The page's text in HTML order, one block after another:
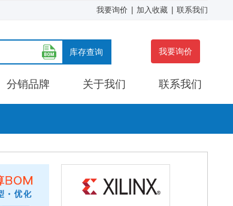
我要询价 加入收藏 联系我们
库存查询 我要询价
分销品牌 关于我们 联系我们